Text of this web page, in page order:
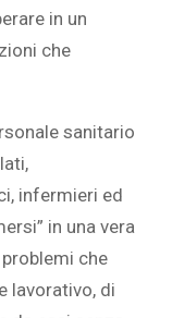
in un
che
sanitario
infermieri ed
in una vera
che
lavorativo, di